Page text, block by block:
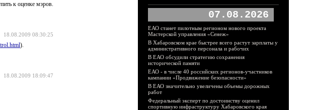
к оценке мэров.
18.08.2009 08:30:25
).
18.08.2009 18:09:47
07.08.2026
ЕАО станет пилотным регионом нового проекта
Мастерской управления «Сенеж»
В Хабаровском крае быстрее всего растут зарплаты у
административного персонала и рабочих
В ЕАО обсудили стратегию сохранения
исторической памяти
ЕАО - в числе 40 российских регионов-участников
кампании «Продвижение безопасности»
В ЕАО значительно увеличены объемы дорожных
работ
Федеральный эксперт по достоинству оценил
спортивную инфраструктуру Хабаровского края